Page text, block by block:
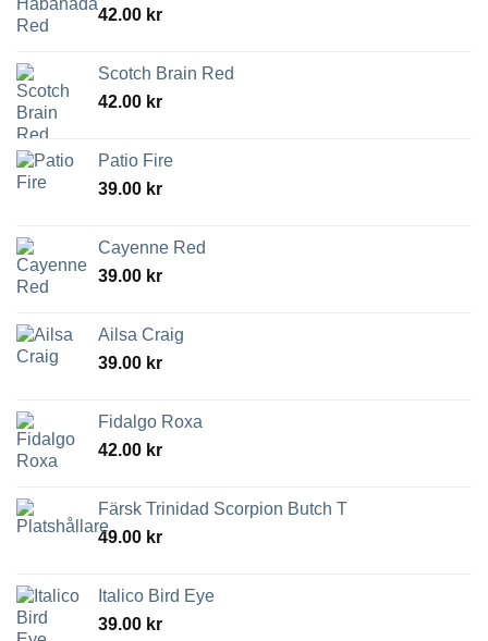
42.00 kr
Scotch Brain Red
42.00 kr
Patio Fire
39.00 kr
Cayenne Red
39.00 kr
Ailsa Craig
39.00 kr
Fidalgo Roxa
42.00 kr
Färsk Trinidad Scorpion Butch T
49.00 kr
Italico Bird Eye
39.00 kr